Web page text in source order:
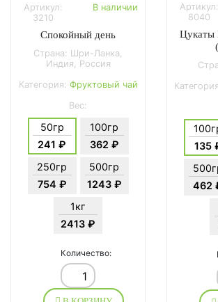
Артикул:
3210
В наличии
Спокойный день
Страна: Шри-Ланка,
Индия, Россия
Категория: Фруктовый чай
Вес:
50гр
241 ₽
100гр
362 ₽
250гр
754 ₽
500гр
1243 ₽
1кг
2413 ₽
Количество:
Артикул:
8040
Цукаты
135
462